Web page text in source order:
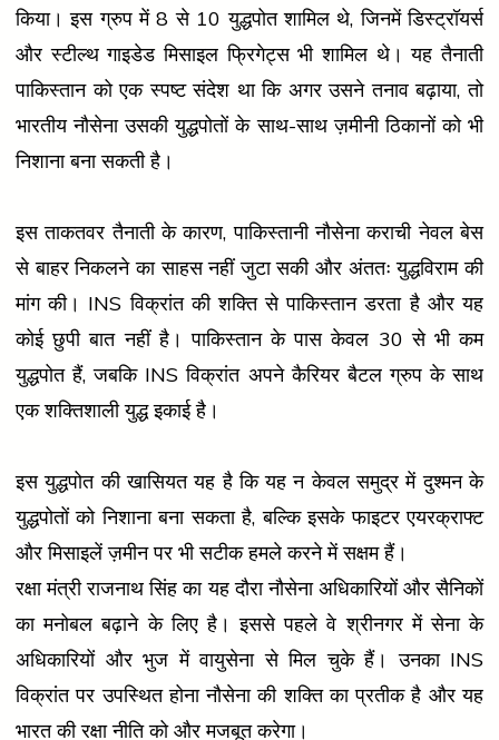
किया। इस ग्रुप में 8 से 10 युद्धपोत शामिल थे, जिनमें डिस्ट्रॉयर्स
और स्टील्थ गाइडेड मिसाइल फ्रिगेट्स भी शामिल थे। यह तैनाती
पाकिस्तान को एक स्पष्ट संदेश था कि अगर उसने तनाव बढ़ाया, तो
भारतीय नौसेना उसकी युद्धपोतों के साथ-साथ ज़मीनी ठिकानों को भी
निशाना बना सकती है।
इस ताकतवर तैनाती के कारण, पाकिस्तानी नौसेना कराची नेवल बेस
से बाहर निकलने का साहस नहीं जुटा सकी और अंततः युद्धविराम की
मांग की। INS विक्रांत की शक्ति से पाकिस्तान डरता है और यह
कोई छुपी बात नहीं है। पाकिस्तान के पास केवल 30 से भी कम
युद्धपोत हैं, जबकि INS विक्रांत अपने कैरियर बैटल ग्रुप के साथ
एक शक्तिशाली युद्ध इकाई है।
इस युद्धपोत की खासियत यह है कि यह न केवल समुद्र में दुश्मन के
युद्धपोतों को निशाना बना सकता है, बल्कि इसके फाइटर एयरक्राफ्ट
और मिसाइलें ज़मीन पर भी सटीक हमले करने में सक्षम हैं।
रक्षा मंत्री राजनाथ सिंह का यह दौरा नौसेना अधिकारियों और सैनिकों
का मनोबल बढ़ाने के लिए है। इससे पहले वे श्रीनगर में सेना के
अधिकारियों और भुज में वायुसेना से मिल चुके हैं। उनका INS
विक्रांत पर उपस्थित होना नौसेना की शक्ति का प्रतीक है और यह
भारत की रक्षा नीति को और मजबूत करेगा।